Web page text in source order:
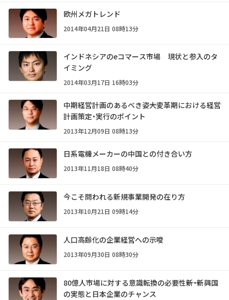
欧州メガトレンド
2014年04月21日 08時13分
インドネシアのeコマース市場 現状と参入のタ
イミング
2014年03月17日 16時03分
中期経営計画のあるべき姿――大変革期における経営
計画策定・実行のポイント
2013年12月09日 08時13分
日系電機メーカーの中国との付き合い方
2013年11月18日 08時40分
今こそ問われる新規事業開発の在り方
2013年10月21日 09時14分
人口高齢化の企業経営への示唆
2013年09月30日 08時30分
80億人市場に対する意識転換の必要性――新・新興国
の実態と日本企業のチャンス